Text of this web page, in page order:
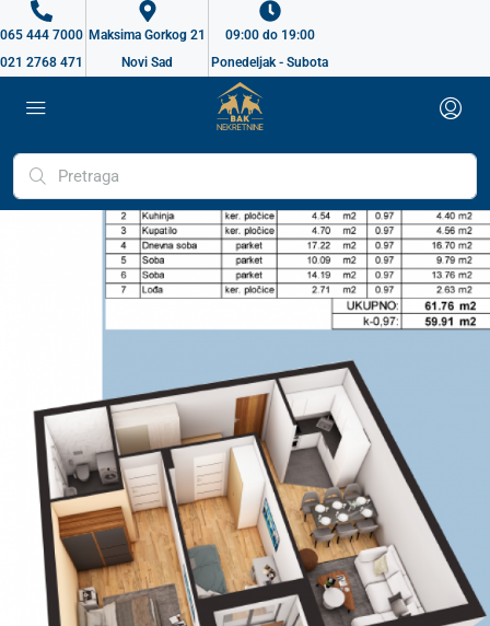
065 444 7000
021 2768 471
Maksima Gorkog 21
Novi Sad
09:00 do 19:00
Ponedeljak - Subota